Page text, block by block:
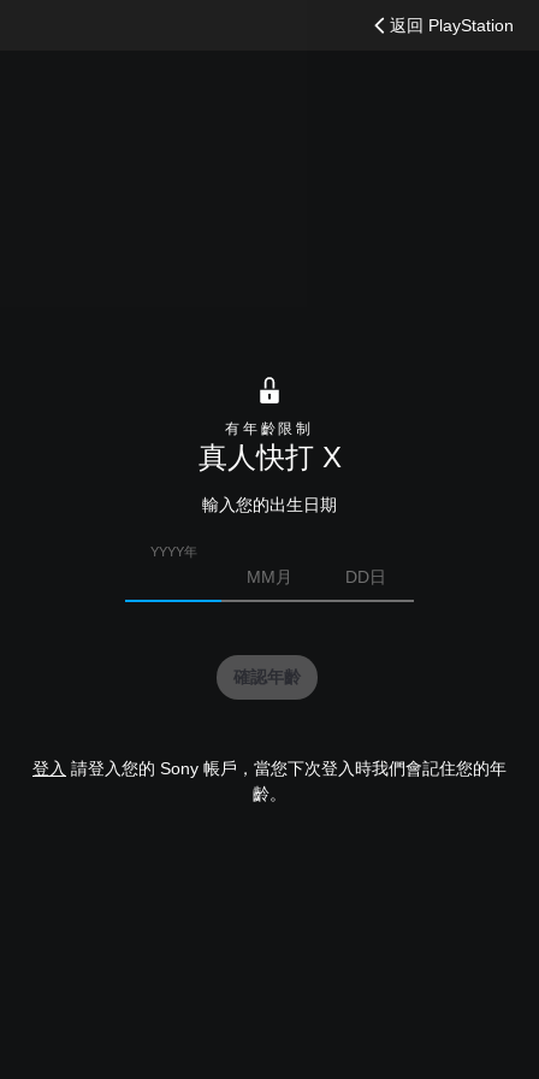
返回 PlayStation
有年齡限制
真人快打 X
輸入您的出生日期
MM月 DD日
YYYY年
確認年齡
登入 請登入您的 Sony 帳戶，當您下次登入時我們會記住您的年
齡。